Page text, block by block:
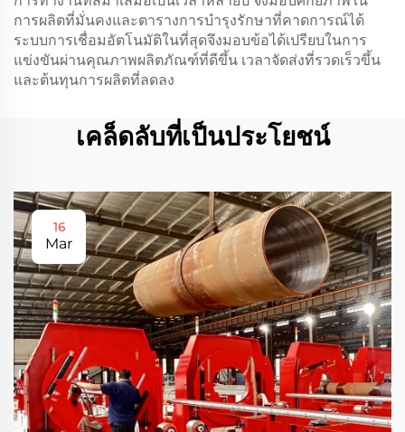
การผลิตที่มั่นคงและตารางการบำรุงรักษาที่คาดการณ์ได้
ระบบการเชื่อมอัตโนมัติในที่สุดจึงมอบข้อได้เปรียบในการ
แข่งขันผ่านคุณภาพผลิตภัณฑ์ที่ดีขึ้น เวลาจัดส่งที่รวดเร็วขึ้น
และต้นทุนการผลิตที่ลดลง
เคล็ดลับที่เป็นประโยชน์
16
Mar